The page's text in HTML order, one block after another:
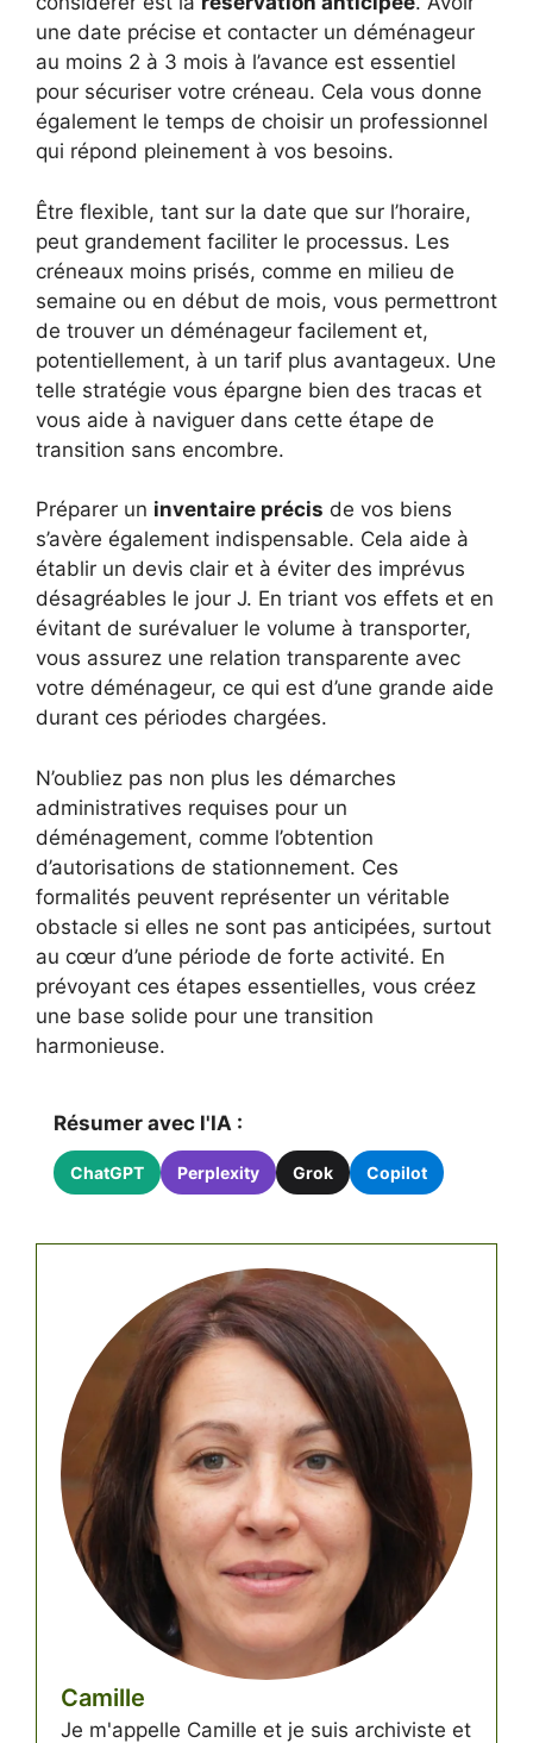
une date précise et contacter un déménageur
au moins 2 à 3 mois à l’avance est essentiel
pour sécuriser votre créneau. Cela vous donne
également le temps de choisir un professionnel
qui répond pleinement à vos besoins.
Être flexible, tant sur la date que sur l’horaire,
peut grandement faciliter le processus. Les
créneaux moins prisés, comme en milieu de
semaine ou en début de mois, vous permettront
de trouver un déménageur facilement et,
potentiellement, à un tarif plus avantageux. Une
telle stratégie vous épargne bien des tracas et
vous aide à naviguer dans cette étape de
transition sans encombre.
Préparer un inventaire précis de vos biens
s’avère également indispensable. Cela aide à
établir un devis clair et à éviter des imprévus
désagréables le jour J. En triant vos effets et en
évitant de surévaluer le volume à transporter,
vous assurez une relation transparente avec
votre déménageur, ce qui est d’une grande aide
durant ces périodes chargées.
N’oubliez pas non plus les démarches
administratives requises pour un
déménagement, comme l’obtention
d’autorisations de stationnement. Ces
formalités peuvent représenter un véritable
obstacle si elles ne sont pas anticipées, surtout
au cœur d’une période de forte activité. En
prévoyant ces étapes essentielles, vous créez
une base solide pour une transition
harmonieuse.
Résumer avec l'IA :
ChatGPT Perplexity Grok Copilot
Camille
Je m'appelle Camille et je suis archiviste et